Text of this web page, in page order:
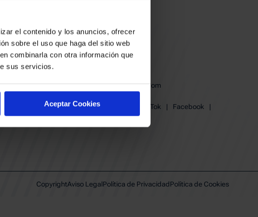
el contenido y los anuncios, ofrecer
sobre el uso que haga del sitio web
combinarla con otra información que
sus servicios.
Aceptar Cookies
ALAVÉS
baskonia@baskonia.com
Instagram
TikTok | Facebook
|
Youtube
| Linkedin
CopyrightAviso LegalPolítica de PrivacidadPolítica de Cookies